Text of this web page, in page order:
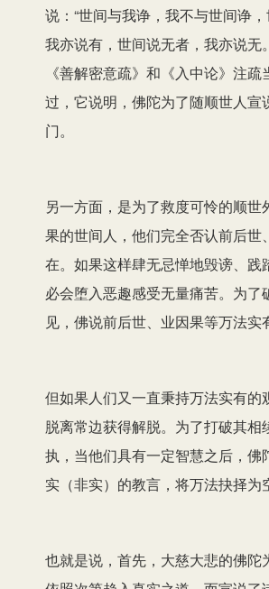
说：“世间与我诤，我不与世间诤，
我亦说有，世间说无者，我亦说无
《善解密意疏》和《入中论》注疏
过，它说明，佛陀为了随顺世人宣
门。
另一方面，是为了救度可怜的顺世
果的世间人，他们完全否认前后世
在。如果这样肆无忌惮地毁谤、践
必会堕入恶趣感受无量痛苦。为了
见，佛说前后世、业因果等万法实
但如果人们又一直秉持万法实有的
脱离常边获得解脱。为了打破其相
执，当他们具有一定智慧之后，佛
实（非实）的教言，将万法抉择为
也就是说，首先，大慈大悲的佛陀